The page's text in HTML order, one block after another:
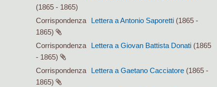
(1865 - 1865)
Corrispondenza
Lettera a Antonio Saporetti (1865 -
1865)
Corrispondenza
Lettera a Giovan Battista Donati (1865
- 1865)
Corrispondenza
Lettera a Gaetano Cacciatore (1865 -
1865)